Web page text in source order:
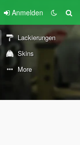
Anmelden
Lackierungen
Skins
More